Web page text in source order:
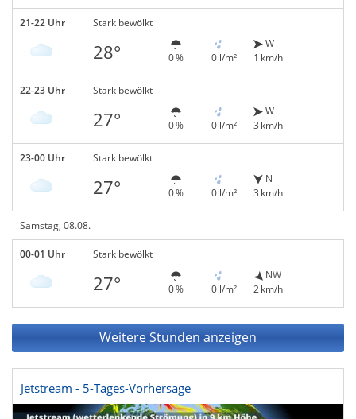
21-22 Uhr Stark bewölkt
28° 0 % 0 l/m²
W
1 km/h
22-23 Uhr Stark bewölkt
27° 0 % 0 l/m²
W
3 km/h
23-00 Uhr Stark bewölkt
27° 0 % 0 l/m²
N
3 km/h
Samstag, 08.08.
00-01 Uhr Stark bewölkt
27° 0 % 0 l/m²
NW
2 km/h
Weitere Stunden anzeigen
Jetstream - 5-Tages-Vorhersage